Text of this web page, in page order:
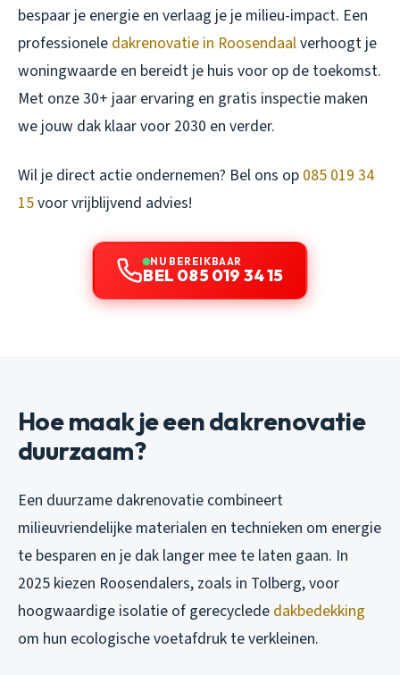
bespaar je energie en verlaag je je milieu-impact. Een
professionele dakrenovatie in Roosendaalverhoogt je
woningwaarde en bereidt je huis voor op de toekomst.
Met onze 30+ jaar ervaring en gratis inspectie maken
we jouw dak klaar voor 2030 en verder.
Wil je direct actie ondernemen? Bel ons op 085 019 34
15voor vrijblijvend advies!
NU BEREIKBAAR
BEL 085 019 34 15
Hoe maak je een dakrenovatie
duurzaam?
Een duurzame dakrenovatie combineert
milieuvriendelijke materialen en technieken om energie
te besparen en je dak langer mee te laten gaan. In
2025 kiezen Roosendalers, zoals in Tolberg, voor
hoogwaardige isolatie of gerecyclede dakbedekking
om hun ecologische voetafdruk te verkleinen.